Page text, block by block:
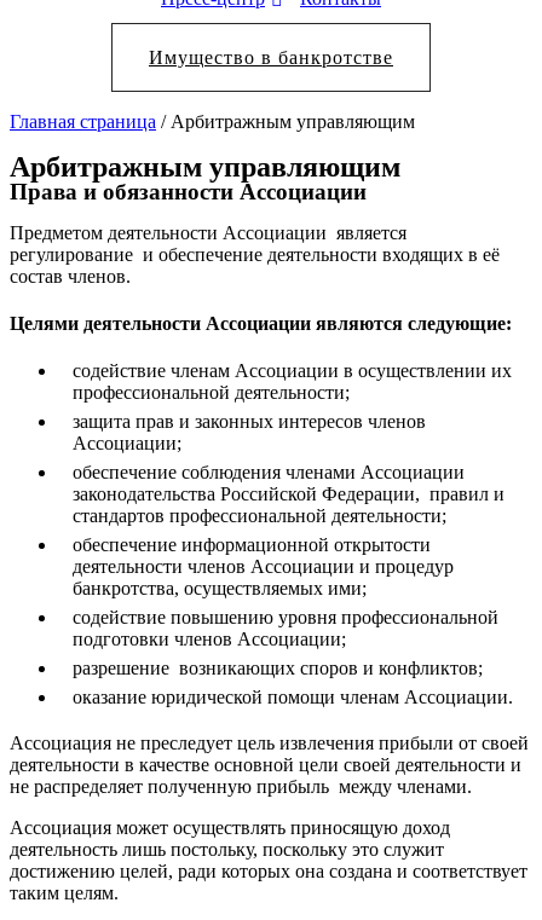
Имущество в банкротстве
Главная страница / Арбитражным управляющим
Арбитражным управляющим
Права и обязанности Ассоциации
Предметом деятельности Ассоциации является
регулирование и обеспечение деятельности входящих в её
состав членов.
Целями деятельности Ассоциации являются следующие:
содействие членам Ассоциации в осуществлении их
профессиональной деятельности;
защита прав и законных интересов членов
Ассоциации;
обеспечение соблюдения членами Ассоциации
законодательства Российской Федерации, правил и
стандартов профессиональной деятельности;
обеспечение информационной открытости
деятельности членов Ассоциации и процедур
банкротства, осуществляемых ими;
содействие повышению уровня профессиональной
подготовки членов Ассоциации;
разрешение возникающих споров и конфликтов;
оказание юридической помощи членам Ассоциации.
Ассоциация не преследует цель извлечения прибыли от своей
деятельности в качестве основной цели своей деятельности и
не распределяет полученную прибыль между членами.
Ассоциация может осуществлять приносящую доход
деятельность лишь постольку, поскольку это служит
достижению целей, ради которых она создана и соответствует
таким целям.